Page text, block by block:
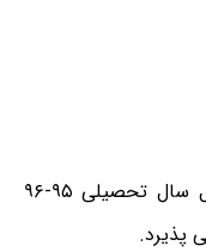
دانشگاه شهید بهشتی برای نیمسال اول سال تحصیلی ۹۵-۹۶
پذیرد.